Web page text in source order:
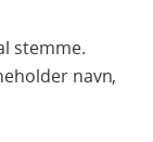
stemme.
navn,